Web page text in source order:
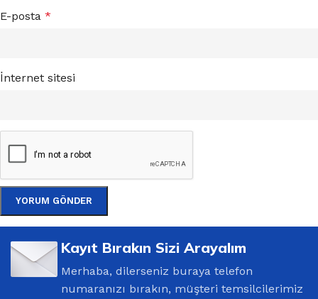
E-posta *
İnternet sitesi
Kayıt Bırakın Sizi Arayalım
Merhaba, dilerseniz buraya telefon
numaranızı bırakın, müşteri temsilcilerimiz